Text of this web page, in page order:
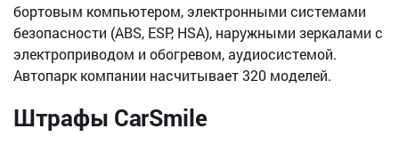
бортовым компьютером, электронными системами
безопасности (ABS, ESP, HSA), наружными зеркалами с
электроприводом и обогревом, аудиосистемой.
Автопарк компании насчитывает 320 моделей.
Штрафы CarSmile